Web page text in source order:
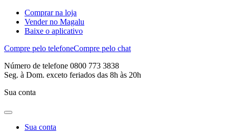
Comprar na loja
Vender no Magalu
Baixe o aplicativo
Compre pelo telefoneCompre pelo chat
Número de telefone 0800 773 3838
Seg. à Dom. exceto feriados das 8h às 20h
Sua conta
Sua conta